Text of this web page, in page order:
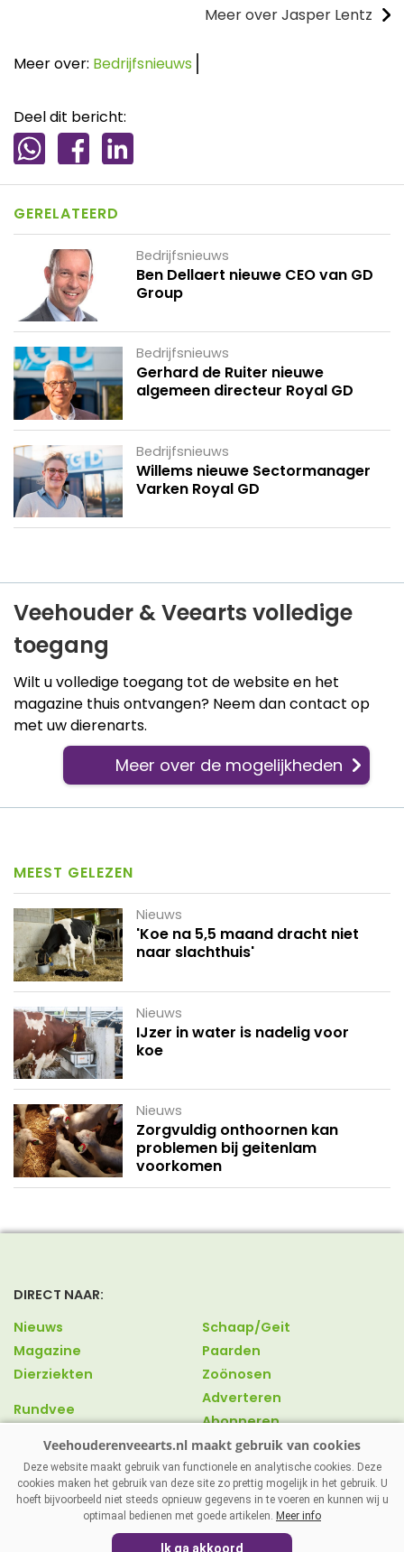
Meer over Jasper Lentz
Meer over: Bedrijfsnieuws
Deel dit bericht:
GERELATEERD
Bedrijfsnieuws
Ben Dellaert nieuwe CEO van GD
Group
Bedrijfsnieuws
Gerhard de Ruiter nieuwe
algemeen directeur Royal GD
Bedrijfsnieuws
Willems nieuwe Sectormanager
Varken Royal GD
Veehouder & Veearts volledige
toegang
Wilt u volledige toegang tot de website en het
magazine thuis ontvangen? Neem dan contact op
met uw dierenarts.
Meer over de mogelijkheden
MEEST GELEZEN
Nieuws
'Koe na 5,5 maand dracht niet
naar slachthuis'
Nieuws
IJzer in water is nadelig voor
koe
Nieuws
Zorgvuldig onthoornen kan
problemen bij geitenlam
voorkomen
DIRECT NAAR:
Nieuws
Magazine
Dierziekten
Rundvee
Schaap/Geit
Paarden
Zoönosen
Adverteren
Abonneren
Over ons
Contact
VEEHOUDERENVEEARTS.NL|DISCLAIMER
Deze website maakt gebruik van functionele en analytische cookies. Deze
cookies maken het gebruik van deze site zo prettig mogelijk in het gebruik. U
hoeft bijvoorbeeld niet steeds opnieuw gegevens in te voeren en kunnen wij u
optimaal bedienen met goede artikelen. Meer info
Ik ga akkoord